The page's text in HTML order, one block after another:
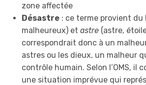
zone affectée
Désastre: ce terme provient du
malheureux) et astre(astre,
correspondrait donc à un
astres ou les dieux, un malheur
contrôle humain. Selon l’OMS, il
une situation imprévue qui